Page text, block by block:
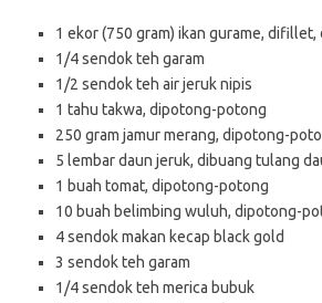
1 ekor (750 gram) ikan gurame,
1/4 sendok teh garam
1/2 sendok teh air jeruk nipis
1 tahu takwa, dipotong-potong
250 gram jamur merang, dipotong-
5 lembar daun jeruk, dibuang tulang
1 buah tomat, dipotong-potong
10 buah belimbing wuluh, dipotong-
4 sendok makan kecap black gold
3 sendok teh garam
1/4 sendok teh merica bubuk